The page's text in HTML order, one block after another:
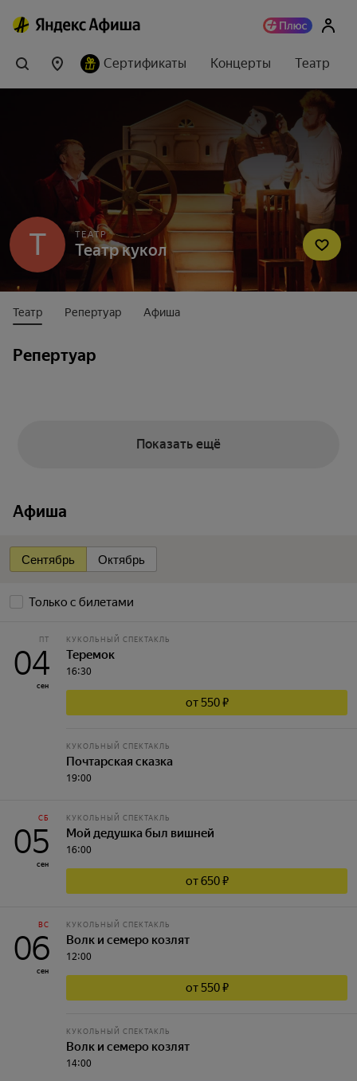
Сертификаты Концерты Театр
Т ТЕАТР
Театр кукол
Театр Репертуар Афиша
Репертуар
Показать ещё
Афиша
Сентябрь Октябрь
Только с билетами
ПТ
04
сен
КУКОЛЬНЫЙ СПЕКТАКЛЬ
Теремок
16:30
от 550 ₽
КУКОЛЬНЫЙ СПЕКТАКЛЬ
Почтарская сказка
19:00
СБ
05
сен
КУКОЛЬНЫЙ СПЕКТАКЛЬ
Мой дедушка был вишней
16:00
от 650 ₽
ВС
06
сен
КУКОЛЬНЫЙ СПЕКТАКЛЬ
Волк и семеро козлят
12:00
от 550 ₽
КУКОЛЬНЫЙ СПЕКТАКЛЬ
Волк и семеро козлят
14:00